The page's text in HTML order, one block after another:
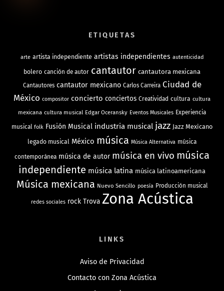
ETIQUETAS
arte artista independiente artistas independientes autenticidad
bolero canción de autor cantautor cantautora mexicana
Cantautores cantautor mexicano Carlos Carreira Ciudad de
México compositor concierto conciertos Creatividad cultura cultura
mexicana cultura musical Edgar Oceransky Eventos Musicales Experiencia
musical folk Fusión Musical industria musical jazz Jazz Mexicano
legado musical México música Música Alternativa música
contemporánea música de autor música en vivo música
independiente música latina música latinoamericana
Música mexicana Nuevo Sencillo poesía Producción musical
redes sociales rock Trova Zona Acústica
LINKS
Aviso de Privacidad
Contacto con Zona Acústica